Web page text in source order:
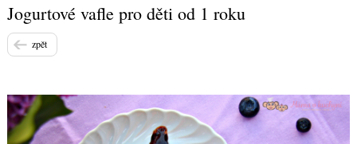
Jogurtové vafle pro děti od 1 roku
zpět